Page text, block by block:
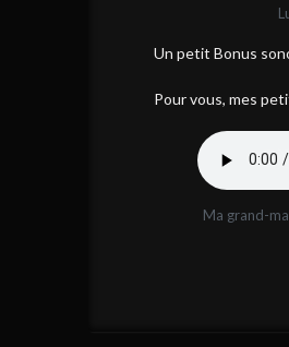
Un petit Bonus
Pour vous, mes
Ma grand-